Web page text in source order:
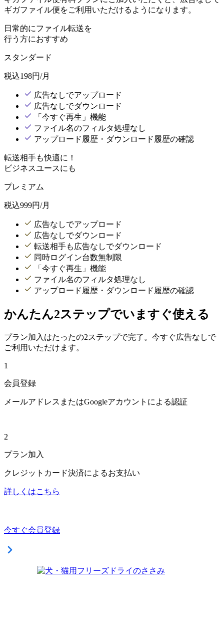
ギガファイル便をご利用いただけるようになります。
日常的にファイル転送を
行う方におすすめ
スタンダード
税込198円/月
広告なしでアップロード
広告なしでダウンロード
「今すぐ再生」機能
ファイル名のフィルタ処理なし
アップロード履歴・ダウンロード履歴の確認
転送相手も快適に！
ビジネスユースにも
プレミアム
税込999円/月
広告なしでアップロード
広告なしでダウンロード
転送相手も広告なしでダウンロード
同時ログイン台数無制限
「今すぐ再生」機能
ファイル名のフィルタ処理なし
アップロード履歴・ダウンロード履歴の確認
かんたん2ステップでいますぐ使える
プラン加入はたったの2ステップで完了。今すぐ広告なしで
ご利用いただけます。
1
会員登録
メールアドレスまたはGoogleアカウントによる認証
2
プラン加入
クレジットカード決済によるお支払い
詳しくはこちら
今すぐ会員登録